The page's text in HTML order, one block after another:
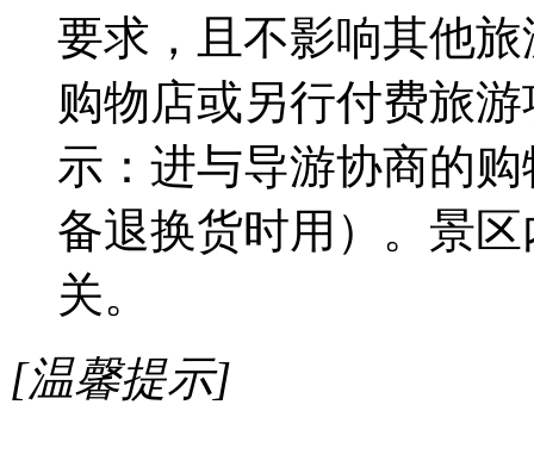
要求，且不影响其他
购物店或另行付费旅
示：进与导游协商的
备退换货时用）。景
关。
[温馨提示]